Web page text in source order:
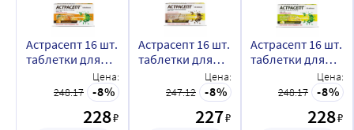
Астрасепт 16 шт.
таблетки для
рассасывания
вкус апельсин
Цена:
248.17
8
228₽
Астрасепт 16 шт.
таблетки для
рассасывания
вкус имбирно-
Цена:
247.12
8
227₽
Астрасепт 16 шт.
таблетки для
рассасывания
вкус лимон
Цена:
248.17
8
228₽